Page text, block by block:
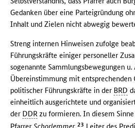
Gedanken über eine Parteigründung
Inhalt und Zielen nicht abwegig
Streng internen Hinweisen zufolge
Führungskräfte einiger personeller
sogenannte Sammlungsbewegungen
Übereinstimmung mit entsprechenden
politischer Führungskräfte in der BRD
einheitlich ausgerichtete und
der DDR zu formieren. In diesem Sinne
PfarrerSchorlemmer, 23 Leiter des